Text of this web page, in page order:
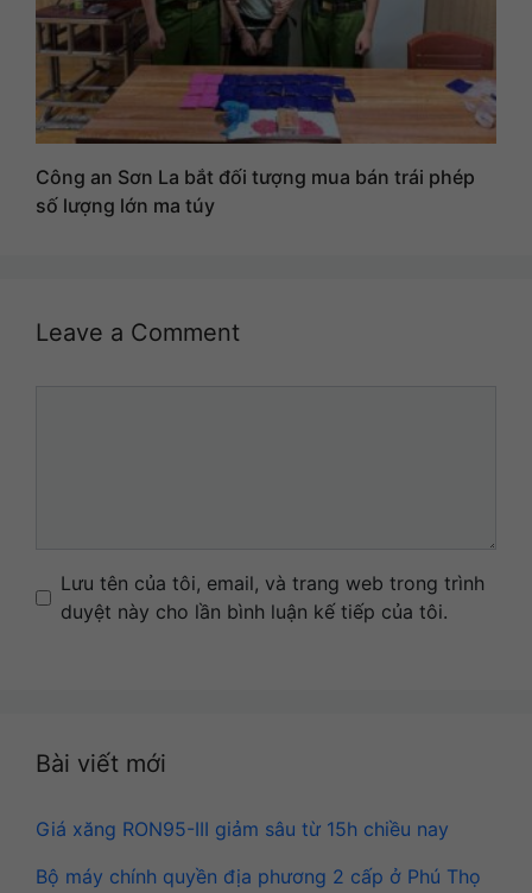
Công an Sơn La bắt đối tượng mua bán trái phép
số lượng lớn ma túy
Leave a Comment
Name
Email
Website
Lưu tên của tôi, email, và trang web trong trình
duyệt này cho lần bình luận kế tiếp của tôi.
Bài viết mới
Giá xăng RON95-III giảm sâu từ 15h chiều nay
Bộ máy chính quyền địa phương 2 cấp ở Phú Thọ